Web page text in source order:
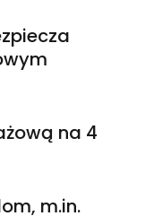
na 4
m.in.